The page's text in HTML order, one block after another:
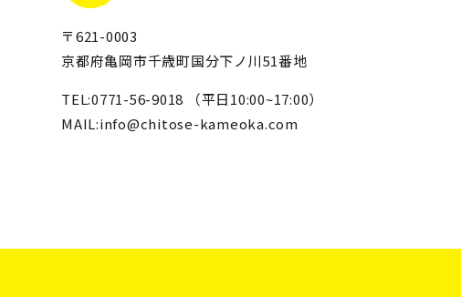
〒621-0003
京都府亀岡市千歳町国分下ノ川51番地
TEL:0771-56-9018 （平日10:00~17:00）
MAIL:info@chitose-kameoka.com